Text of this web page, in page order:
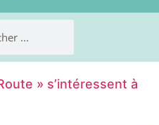
» s’intéressent à